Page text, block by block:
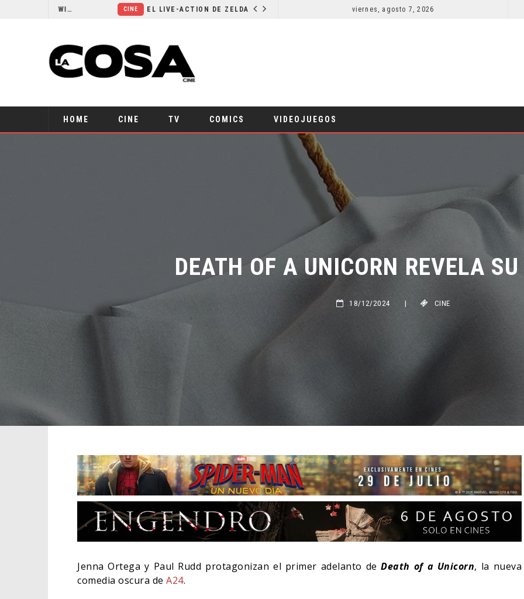
EL LIVE-ACTION DE ZELDA ELIGE A SU VILLANO viernes, agosto 7, 2026
HOME CINE TV COMICS VIDEOJUEGOS
DEATH OF A UNICORN REVELA SU
Jenna Ortega y Paul Rudd protagonizan el primer adelanto deDeath of a Unicorn, la nueva
comedia oscura de A24.